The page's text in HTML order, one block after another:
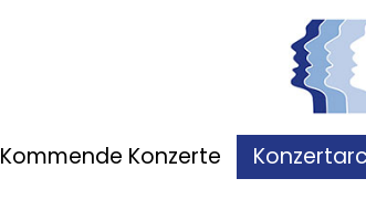
Kommende Konzerte